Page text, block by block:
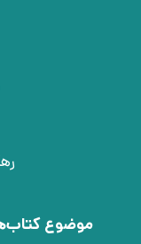
موضوع